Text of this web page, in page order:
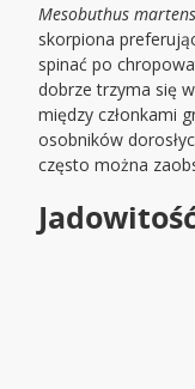
Mesobuthus
skorpiona
spinać po
dobrze trzyma się
między członkami
osobników
często można